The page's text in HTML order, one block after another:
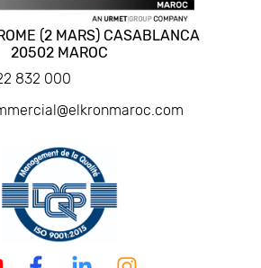
(2 MARS) CASABLANCA
20502 MAROC
832 000